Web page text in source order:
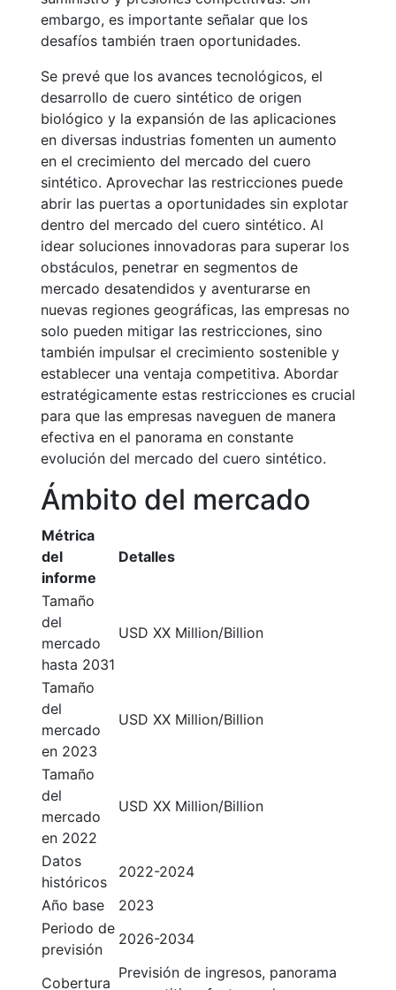
embargo, es importante señalar que los
desafíos también traen oportunidades.
Se prevé que los avances tecnológicos, el
desarrollo de cuero sintético de origen
biológico y la expansión de las aplicaciones
en diversas industrias fomenten un aumento
en el crecimiento del mercado del cuero
sintético. Aprovechar las restricciones puede
abrir las puertas a oportunidades sin explotar
dentro del mercado del cuero sintético. Al
idear soluciones innovadoras para superar los
obstáculos, penetrar en segmentos de
mercado desatendidos y aventurarse en
nuevas regiones geográficas, las empresas no
solo pueden mitigar las restricciones, sino
también impulsar el crecimiento sostenible y
establecer una ventaja competitiva. Abordar
estratégicamente estas restricciones es crucial
para que las empresas naveguen de manera
efectiva en el panorama en constante
evolución del mercado del cuero sintético.
Ámbito del mercado
Métrica
del
informe
Detalles
Tamaño
del
mercado
hasta 2031
USD XX Million/Billion
Tamaño
del
mercado
en 2023
USD XX Million/Billion
Tamaño
del
mercado
en 2022
USD XX Million/Billion
Datos
históricos
2022-2024
Año base
2023
Periodo de
previsión
2026-2034
Cobertura
Previsión de ingresos, panorama